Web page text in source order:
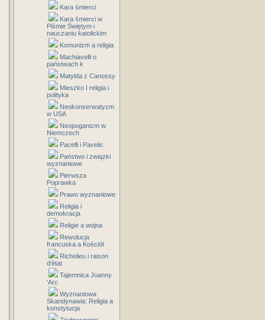
Kara śmierci
Kara śmierci w
Piśmie Świętym i
nauczaniu katolickim
Komunizm a religia
Machiavelli o
państwach k
Matylda z Canossy
Mieszko I religia i
polityka
Neokonserwatyzm
w USA
Neopoganizm w
Niemczech
Pacelli i Pavelic
Państwo i związki
wyznaniowe
Pierwsza
Poprawka
Prawo wyznaniowe
Religia i
demokracja
Religie a wojna
Rewolucja
francuska a Kościół
Richelieu i raison
d'état
Tajemnica Joanny
'Arc
Wyznaniowa
Skandynawia: Religia a
konstytucja